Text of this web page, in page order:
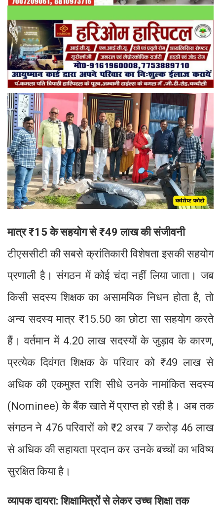
मात्र ₹15 के सहयोग से ₹49 लाख की संजीवनी
टीएससीटी की सबसे क्रांतिकारी विशेषता इसकी सहयोग
प्रणाली है। संगठन में कोई चंदा नहीं लिया जाता। जब
किसी सदस्य शिक्षक का असामयिक निधन होता है, तो
अन्य सदस्य मात्र ₹15.50 का छोटा सा सहयोग करते
हैं। वर्तमान में 4.20 लाख सदस्यों के जुड़ाव के कारण,
प्रत्येक दिवंगत शिक्षक के परिवार को ₹49 लाख से
अधिक की एकमुश्त राशि सीधे उनके नामांकित सदस्य
(Nominee) के बैंक खाते में प्राप्त हो रही है। अब तक
संगठन ने 476 परिवारों को ₹2 अरब 7 करोड़ 46 लाख
से अधिक की सहायता प्रदान कर उनके बच्चों का भविष्य
सुरक्षित किया है।
व्यापक दायरा: शिक्षामित्रों से लेकर उच्च शिक्षा तक